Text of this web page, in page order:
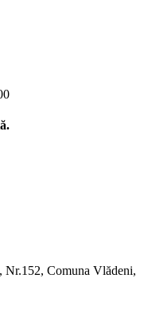
Nr.152, Comuna Vlădeni,